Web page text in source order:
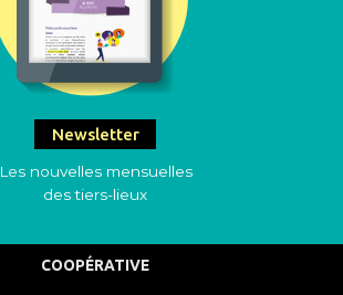
Newsletter
Les nouvelles mensuelles
des tiers-lieux
COOPÉRATIVE